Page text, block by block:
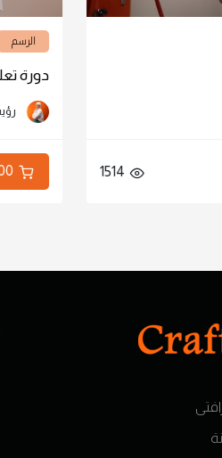
دورة تعلم تقنيات رسم البورتريه